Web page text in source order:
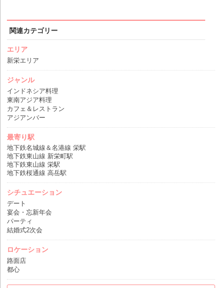
関連カテゴリー
エリア
新栄エリア
ジャンル
インドネシア料理
東南アジア料理
カフェ＆レストラン
アジアンバー
最寄り駅
地下鉄名城線＆名港線 栄駅
地下鉄東山線 新栄町駅
地下鉄東山線 栄駅
地下鉄桜通線 高岳駅
シチュエーション
デート
宴会・忘新年会
パーティ
結婚式2次会
ロケーション
路面店
都心